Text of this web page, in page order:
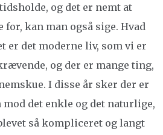
og det er nemt at
kan man også sige. Hvad
er det moderne liv, som vi er
og der er mange ting,
I disse år sker der er
det enkle og det naturlige,
så kompliceret og langt